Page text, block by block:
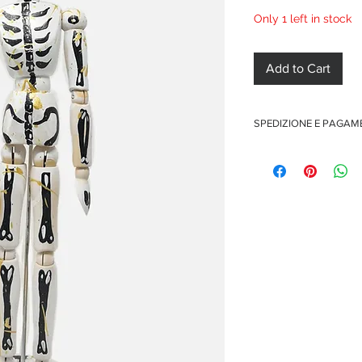
Only 1 left in stock
Add to Cart
SPEDIZIONE E
Pagamenti sicuri con